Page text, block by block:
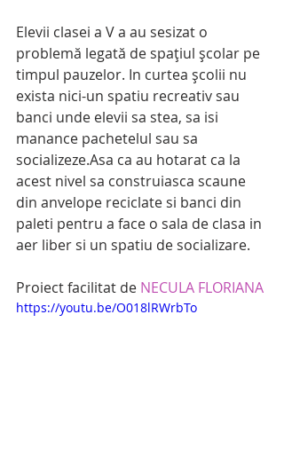
Elevii clasei a V a au sesizat o
problemă legată de spațiul școlar pe
timpul pauzelor. In curtea școlii nu
exista nici-un spatiu recreativ sau
banci unde elevii sa stea, sa isi
manance pachetelul sau sa
socializeze.Asa ca au hotarat ca la
acest nivel sa construiasca scaune
din anvelope reciclate si banci din
paleti pentru a face o sala de clasa in
aer liber si un spatiu de socializare.
Proiect facilitat de NECULA FLORIANA
https://youtu.be/O018lRWrbTo